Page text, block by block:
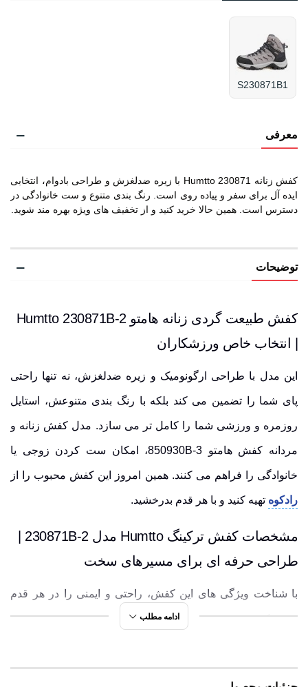
S230871B1
معرفی
کفش زنانه Humtto 230871 با زیره ضدلغزش و طراحی بادوام، انتخابی
ایده آل برای سفر و پیاده روی است. رنگ بندی متنوع و ست خانوادگی در
دسترس است. همین حالا خرید کنید و از تخفیف های ویژه بهره مند شوید.
توضیحات
کفش طبیعت گردی زنانه هامتو Humtto 230871B-2
| انتخاب خاص ورزشکاران
این مدل با طراحی ارگونومیک و زیره ضدلغزش، نه تنها راحتی
پای شما را تضمین می کند بلکه با رنگ بندی متنوعش، استایل
روزمره و ورزشی شما را کامل تر می سازد. مدل کفش زنانه و
مردانه کفش هامتو 850930B-3، امکان ست کردن زوجی یا
خانوادگی را فراهم می کنند. همین امروز این کفش محبوب را از
رادکوه تهیه کنید و با هر قدم بدرخشید.
طراحی حرفه ای برای مسیرهای سخت
با شناخت ویژگی های این کفش، راحتی و ایمنی را در هر قدم
تجربه کنید
شهریو سفرهای تفریحی
ادامه مطلب